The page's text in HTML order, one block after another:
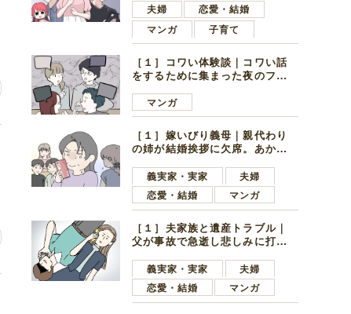
子学生
夫婦
恋愛・結婚
マンガ
子育て
［１］コワい体験談｜コワい話
をするために集まった夜のファ
好きの男の子ママ
マンガ
［１］嫁いびり義母｜親代わり
の姉が結婚挨拶に欠席。あから
義実家・実家
夫婦
恋愛・結婚
マンガ
［１］夫家族と遺産トラブル｜
父が事故で急逝し悲しみに打ち
ます夫
義実家・実家
夫婦
恋愛・結婚
マンガ